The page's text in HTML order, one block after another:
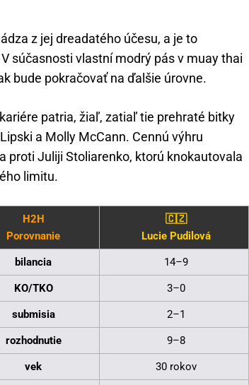
z jej dreadatého účesu, a je to
súčasnosti vlastní modrý pás v muay thai
bude pokračovať na ďalšie úrovne.
patria, žiaľ, zatiaľ tie prehraté bitky
a Molly McCann. Cennú výhru
proti Juliji Stoliarenko, ktorú knokautovala
limitu.
H2H
Porovnanie
🇨🇿
Lucie Pudilová
bilancia 14–9
KO/TKO 3–0
submisia 2–1
rozhodnutie 9–8
vek 30 rokov